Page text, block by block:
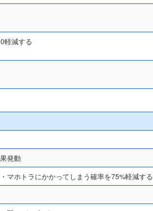
軽減する
発動
マホトラにかかってしまう確率を75%軽減する